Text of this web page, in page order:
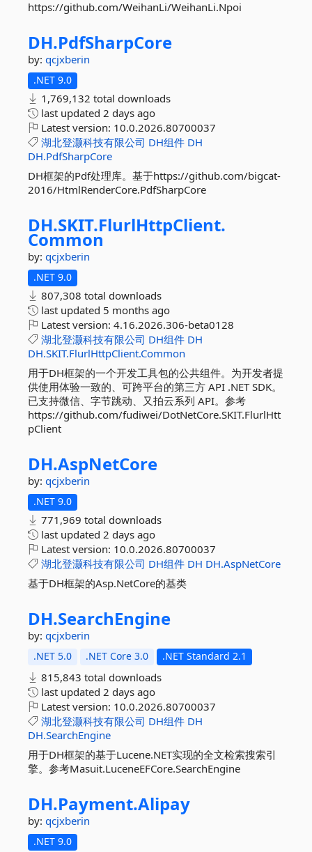
https://github.com/WeihanLi/WeihanLi.Npoi
DH.PdfSharpCore
by: qcjxberin
.NET 9.0
1,769,132 total downloads
last updated 2 days ago
Latest version: 10.0.2026.80700037
湖北登灏科技有限公司 DH组件 DH
DH.PdfSharpCore
DH框架的Pdf处理库。基于https://github.com/bigcat-
2016/HtmlRenderCore.PdfSharpCore
DH.SKIT.FlurlHttpClient.
Common
by: qcjxberin
.NET 9.0
807,308 total downloads
last updated 5 months ago
Latest version: 4.16.2026.306-beta0128
湖北登灏科技有限公司 DH组件 DH
DH.SKIT.FlurlHttpClient.Common
用于DH框架的一个开发工具包的公共组件。为开发者提
供使用体验一致的、可跨平台的第三方 API .NET SDK。
已支持微信、字节跳动、又拍云系列 API。参考
https://github.com/fudiwei/DotNetCore.SKIT.FlurlHtt
pClient
DH.AspNetCore
by: qcjxberin
.NET 9.0
771,969 total downloads
last updated 2 days ago
Latest version: 10.0.2026.80700037
湖北登灏科技有限公司 DH组件 DH DH.AspNetCore
基于DH框架的Asp.NetCore的基类
DH.SearchEngine
by: qcjxberin
.NET 5.0 .NET Core 3.0 .NET Standard 2.1
815,843 total downloads
last updated 2 days ago
Latest version: 10.0.2026.80700037
湖北登灏科技有限公司 DH组件 DH
DH.SearchEngine
用于DH框架的基于Lucene.NET实现的全文检索搜索引
擎。参考Masuit.LuceneEFCore.SearchEngine
DH.Payment.Alipay
by: qcjxberin
.NET 9.0